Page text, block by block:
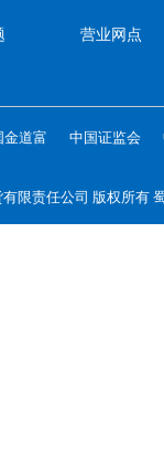
营业网点
金道富 中国证监会
限责任公司 版权所有